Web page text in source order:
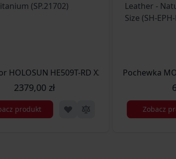
HOLOSUN HE509T-RD X2 Series MOS Solar
2379,00 zł
produkt
Pochewka
Zobacz